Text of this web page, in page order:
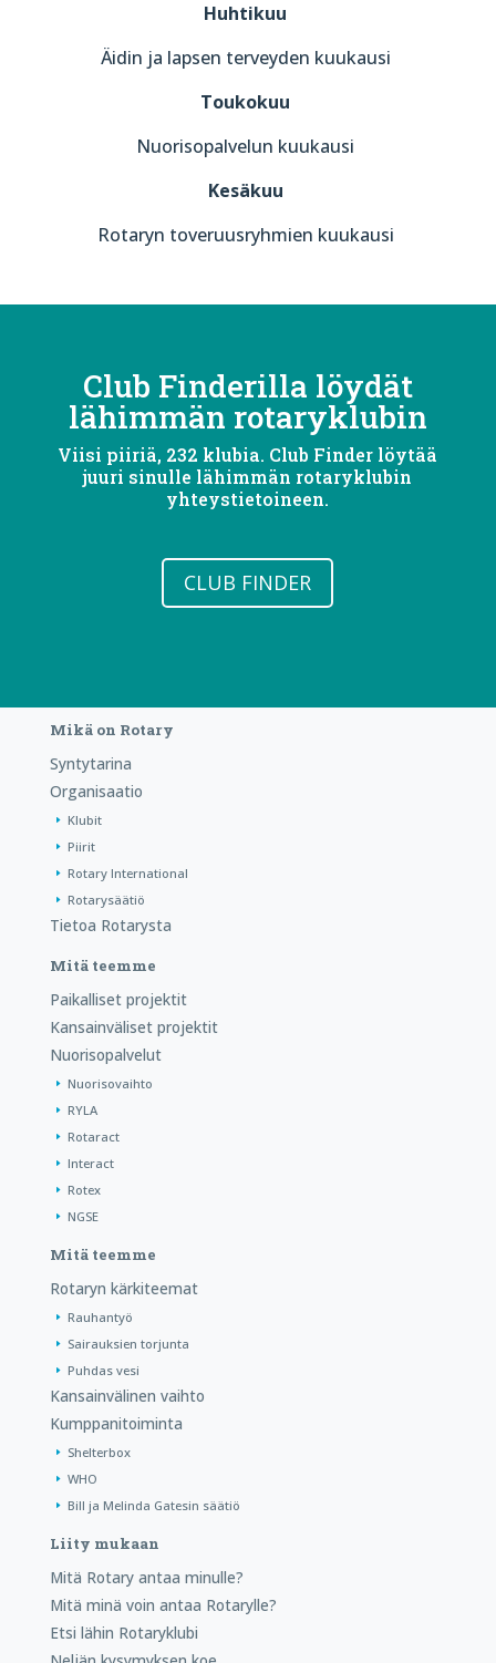
Huhtikuu
Äidin ja lapsen terveyden kuukausi
Toukokuu
Nuorisopalvelun kuukausi
Kesäkuu
Rotaryn toveruusryhmien kuukausi
Club Finderilla löydät
lähimmän rotaryklubin
Viisi piiriä, 232 klubia. Club Finder löytää
juuri sinulle lähimmän rotaryklubin
yhteystietoineen.
CLUB FINDER
Mikä on Rotary
Syntytarina
Organisaatio
Klubit
Piirit
Rotary International
Rotarysäätiö
Tietoa Rotarysta
Mitä teemme
Paikalliset projektit
Kansainväliset projektit
Nuorisopalvelut
Nuorisovaihto
RYLA
Rotaract
Interact
Rotex
NGSE
Mitä teemme
Rotaryn kärkiteemat
Rauhantyö
Sairauksien torjunta
Puhdas vesi
Kansainvälinen vaihto
Kumppanitoiminta
Shelterbox
WHO
Bill ja Melinda Gatesin säätiö
Liity mukaan
Mitä Rotary antaa minulle?
Mitä minä voin antaa Rotarylle?
Etsi lähin Rotaryklubi